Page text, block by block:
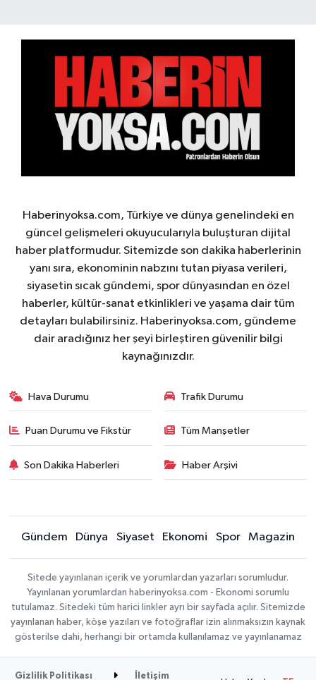
Haberinyoksa.com, Türkiye ve dünya genelindeki en
güncel gelişmeleri okuyucularıyla buluşturan dijital
haber platformudur. Sitemizde son dakika haberlerinin
yanı sıra, ekonominin nabzını tutan piyasa verileri,
siyasetin sıcak gündemi, spor dünyasından en özel
haberler, kültür-sanat etkinlikleri ve yaşama dair tüm
detayları bulabilirsiniz. Haberinyoksa.com, gündeme
dair aradığınız her şeyi birleştiren güvenilir bilgi
kaynağınızdır.
Hava Durumu Trafik Durumu
Puan Durumu ve Fikstür Tüm Manşetler
Son Dakika Haberleri Haber Arşivi
Gündem Dünya Siyaset Ekonomi Spor Magazin
Sitede yayınlanan içerik ve yorumlardan yazarları sorumludur.
Yayınlanan yorumlardan haberinyoksa.com - Ekonomi sorumlu
tutulamaz. Sitedeki tüm harici linkler ayrı bir sayfada açılır. Sitemizde
yayınlanan haber, köşe yazıları ve fotoğraflar izin alınmaksızın kaynak
gösterilse dahi, herhangi bir ortamda kullanılamaz ve yayınlanamaz
Gizlilik Politikası İletişim